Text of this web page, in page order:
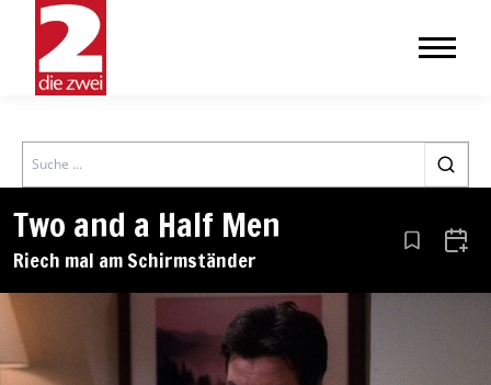
Search
Two and a Half Men
Riech mal am Schirmständer Aus den